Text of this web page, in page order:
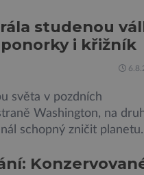
tedy mudlovské
Dopis z Bradavic
studenou
i křižník
světa v pozdních
Washington, na
schopný zničit planetu
tu Donald Kendall,